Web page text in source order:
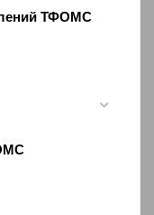
ТФОМС